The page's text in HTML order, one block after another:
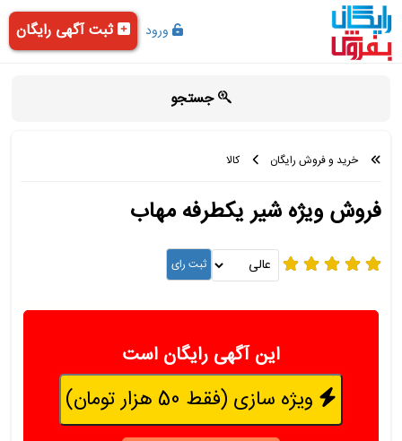
ورود ثبت آگهی رایگان
جستجو
خرید و فروش رایگان کالا
فروش ویژه شیر یکطرفه مهاب
این آگهی رایگان است
ویژه سازی (فقط 50 هزار تومان)